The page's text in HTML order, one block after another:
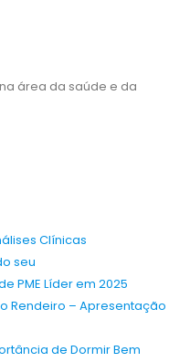
área da saúde e da
Clínicas
seu
PME Líder em 2025
Rendeiro – Apresentação
de Dormir Bem